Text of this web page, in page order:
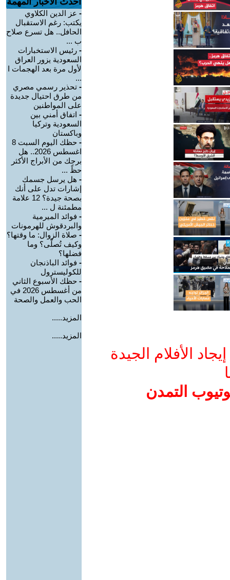
الأفلام الجيدة
التمدن
- عز الدين الكلاوي
يكتب: رغم الاستقبال
الحافل.. هل تسرع صلاح
ب ...
- رئيس الاستخبارات
السعودية يزور العراق
لأول مرة بعد الهجمات ا
...
- تحذير رسمي مصري
من طرق احتيال جديدة
على المواطنين
- اتفاق أمني بين
السعودية وتركيا
وباكستان
-
حظك اليوم السبت 8
اغسطس 2026.. هل
برجك من الأبراج الأكثر
حظً ...
- هل يرسل جسمك
إشارات تدل على أنك
بصحة جيدة؟ 12 علامة
مطمئنة ل ...
- فوائد الميرمية
والبردقوش للهرمونات
- صلاة الزوال: ما وقتها؟
وكيف تُصلّى؟ وما
فضلها؟
- فوائد الباذنجان
للكوليسترول
- حظك الأسبوع الثاني
من أغسطس 2026 في
الحب والعمل والصحة
المزيد.....
المزيد.....